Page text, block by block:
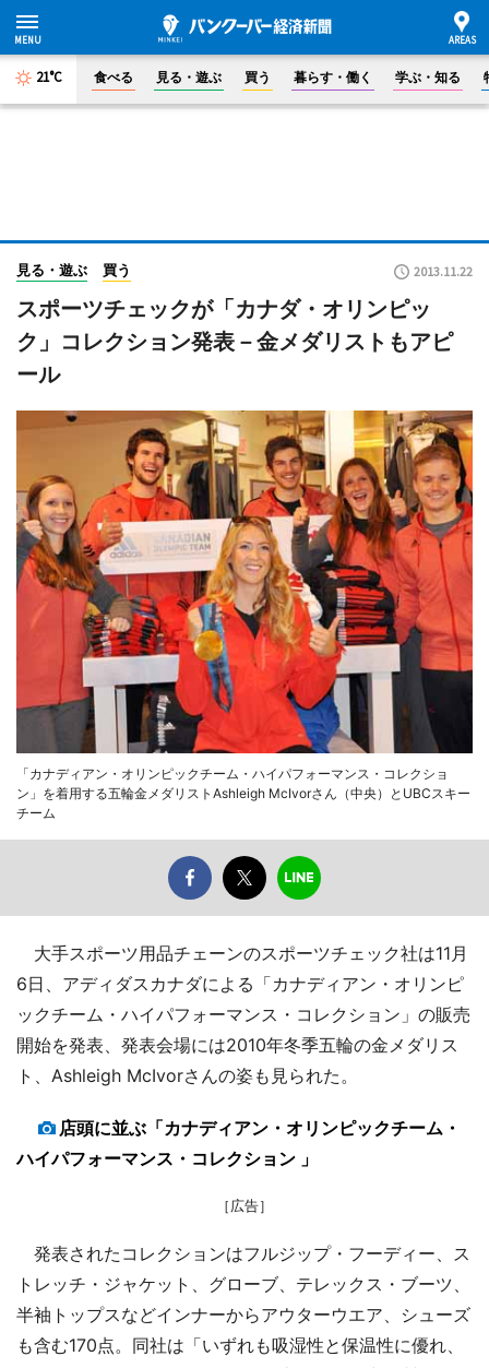
21°C 食べる 見る・遊ぶ 買う 暮らす・働く 学ぶ・知る
見る・遊ぶ 買う 2013.11.22
スポーツチェックが「カナダ・オリンピッ
ク」コレクション発表－金メダリストもアピ
ール
「カナディアン・オリンピックチーム・ハイパフォーマンス・コレクショ
ン」を着用する五輪金メダリストAshleigh McIvorさん（中央）とUBCスキー
チーム
大手スポーツ用品チェーンのスポーツチェック社は11月
6日、アディダスカナダによる「カナディアン・オリンピ
ックチーム・ハイパフォーマンス・コレクション」の販売
開始を発表、発表会場には2010年冬季五輪の金メダリス
ト、Ashleigh McIvorさんの姿も見られた。
店頭に並ぶ「カナディアン・オリンピックチーム・
ハイパフォーマンス・コレクション 」
［広告］
発表されたコレクションはフルジップ・フーディー、ス
トレッチ・ジャケット、グローブ、テレックス・ブーツ、
半袖トップスなどインナーからアウターウエア、シューズ
も含む170点。同社は「いずれも吸湿性と保温性に優れ、